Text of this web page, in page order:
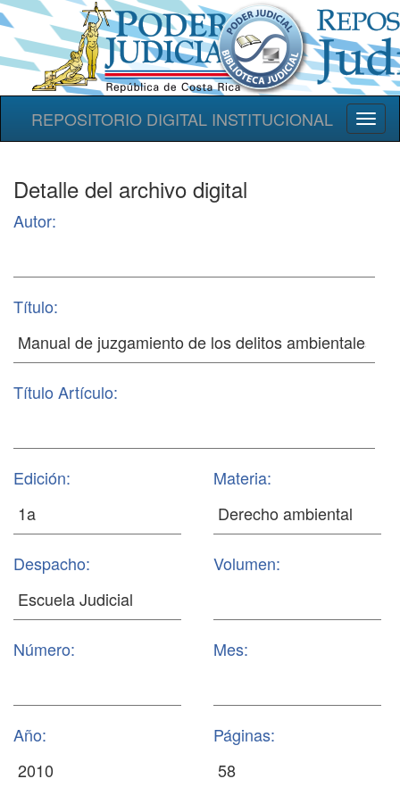
REPOSITORIO DIGITAL INSTITUCIONAL
Detalle del archivo digital
Autor:
Título:
Título Artículo:
Edición: Materia:
Despacho: Volumen:
Número: Mes:
Año: Páginas: